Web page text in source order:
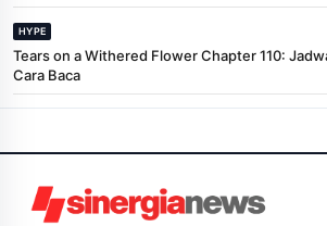
HYPE
Tears on a Withered Flower Chapter 110:
Cara Baca